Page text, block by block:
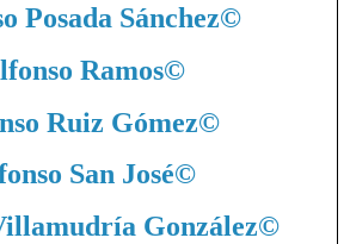
Posada Sánchez©
Ramos©
Ruiz Gómez©
San José©
González©